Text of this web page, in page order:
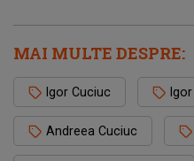
MAI MULTE DESPRE:
Igor Cuciuc
Andreea Cuciuc